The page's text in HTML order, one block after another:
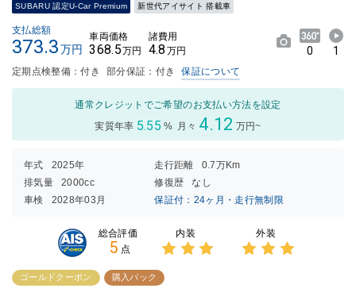
SUBARU 認定U-Car Premium 新世代アイサイト 搭載車
支払総額
373.3万円
車両価格
368.5万円
諸費用
4.8 万円 0 1
定期点検整備：付き 部分保証：付き 保証について
通常クレジットでご希望のお支払い方法を設定
実質年率 5.55 % 月々 4.12 万円~
年式 2025年 走行距離
0.7万Km
排気量
2000cc 修復歴
なし
車検
2028年03月 保証付：24ヶ月・走行無制限
総合評価
5 点
内装
3点の
外装
ゴールドクーポン 購入パック